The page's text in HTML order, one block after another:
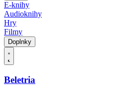
E-knihy
Audioknihy
Hry
Filmy
Doplnky
Beletria